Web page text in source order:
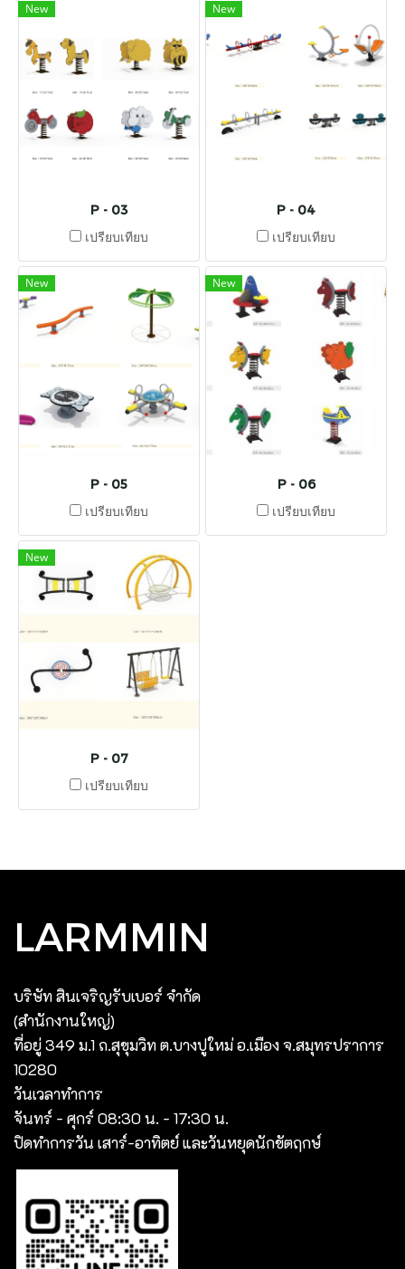
New
P - 03
เปรียบเทียบ
New
P - 04
เปรียบเทียบ
New
P - 05
เปรียบเทียบ
New
P - 06
เปรียบเทียบ
New
P - 07
เปรียบเทียบ
LARMMIN
บริษัท สินเจริญรับเบอร์ จํากัด
(สํานักงานใหญ่)
ที่อยู่ 349 ม.1 ถ.สุขุมวิท ต.บางปูใหม่ อ.เมือง จ.สมุทรปราการ
10280
วันเวลาทำการ
จันทร์ - ศุกร์ 08:30 น. - 17:30 น.
ปิดทำการวัน เสาร์-อาทิตย์ และวันหยุดนักขัตฤกษ์